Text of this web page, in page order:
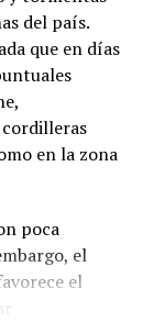
del país.
que en días
cordilleras
en la zona
poca
el
el